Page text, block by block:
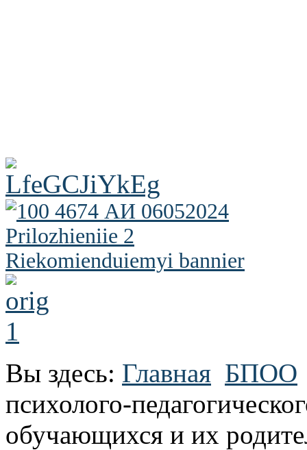
Вы здесь: Главная БПОО
психолого-
обучающихся и их